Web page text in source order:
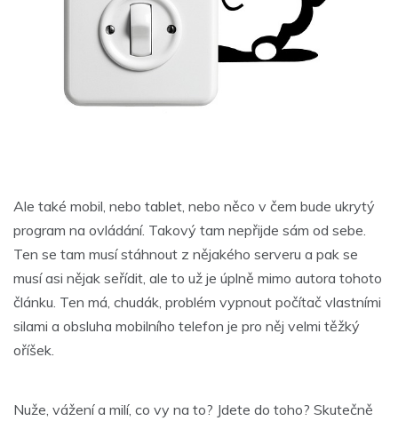
Ale také mobil, nebo tablet, nebo něco v čem bude ukrytý
program na ovládání. Takový tam nepřijde sám od sebe.
Ten se tam musí stáhnout z nějakého serveru a pak se
musí asi nějak seřídit, ale to už je úplně mimo autora tohoto
článku. Ten má, chudák, problém vypnout počítač vlastními
silami a obsluha mobilního telefon je pro něj velmi těžký
oříšek.
Nuže, vážení a milí, co vy na to? Jdete do toho? Skutečně